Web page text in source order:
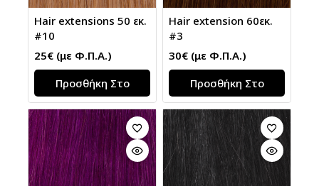
Hair extensions 50 εκ.
#10
25€ (με Φ.Π.Α.)
Προσθήκη Στο
Καλάθι
Hair extension 60εκ.
#3
30€ (με Φ.Π.Α.)
Προσθήκη Στο
Καλάθι